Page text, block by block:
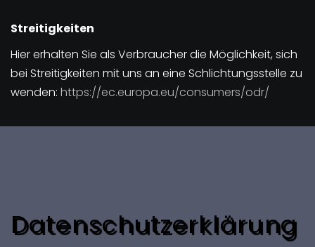
Streitigkeiten
Hier erhalten Sie als Verbraucher die Möglichkeit, sich
bei Streitigkeiten mit uns an eine Schlichtungsstelle zu
wenden: https://ec.europa.eu/consumers/odr/
Datenschutzerklärung